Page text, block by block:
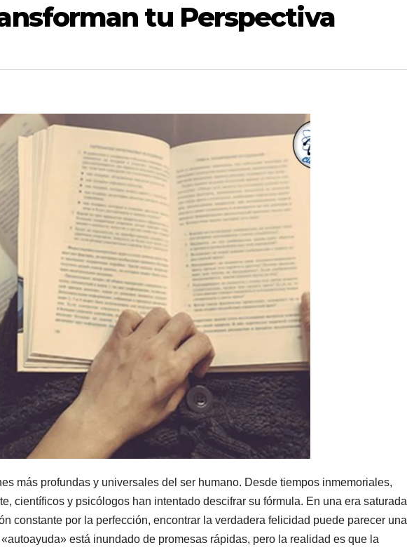
tu Perspectiva
más profundas y universales del ser humano. Desde tiempos inmemoriales,
científicos y psicólogos han intentado descifrar su fórmula. En una era saturada
constante por la perfección, encontrar la verdadera felicidad puede parecer una
está inundado de promesas rápidas, pero la realidad es que la